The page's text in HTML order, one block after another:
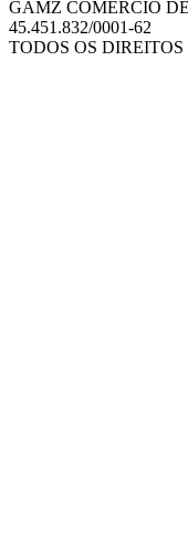
GAMZ COMERCIO
45.451.832/0001-62
TODOS OS DIREITOS